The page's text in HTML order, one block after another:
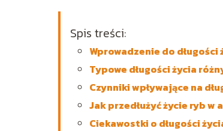
Spis treści:
Wprowadzenie do długości
Typowe długości życia
Czynniki wpływające na
Jak przedłużyć życie ryb w
Ciekawostki o długości